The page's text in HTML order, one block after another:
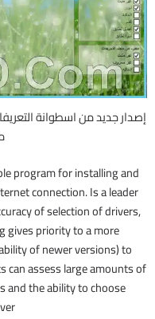
program for installing and
connection. Is a leader
of selection of drivers,
gives priority to a more
of newer versions) to
can assess large amounts of
and the ability to choose